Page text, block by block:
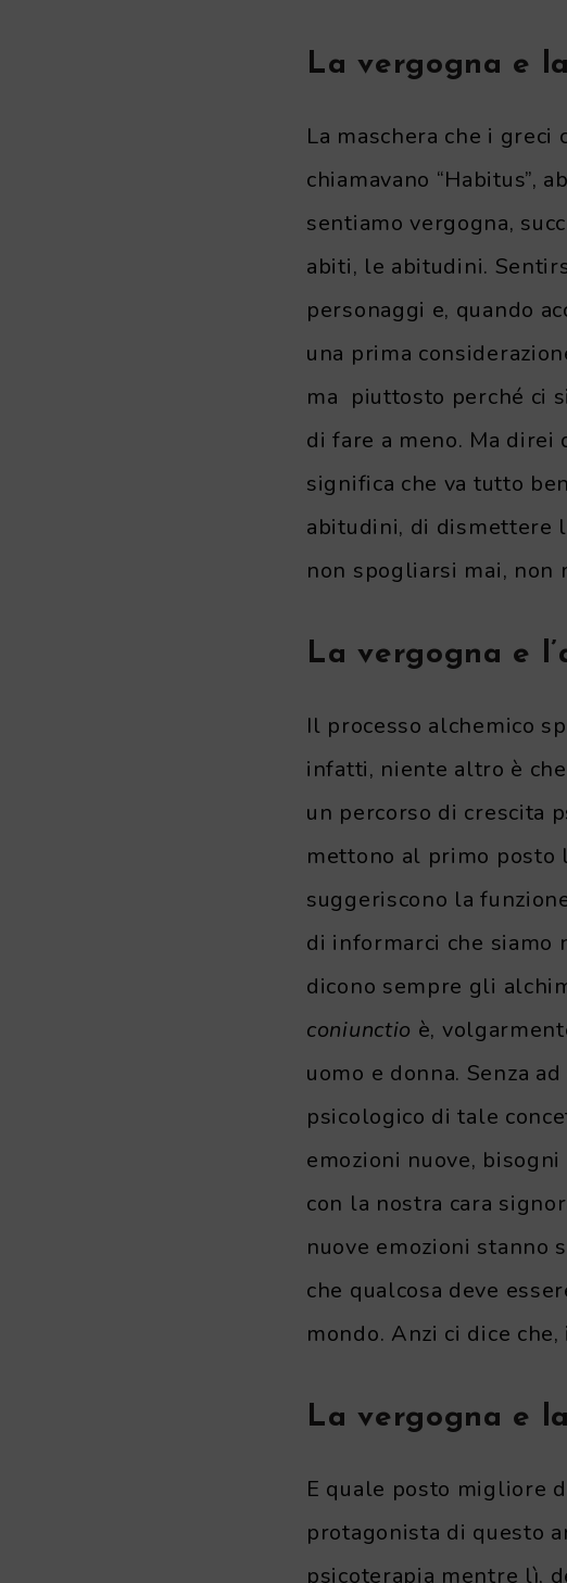
La vergogna e
La maschera che i greci
chiamavano “Habitus”,
sentiamo vergogna,
abiti, le abitudini.
personaggi e, quando
una prima
ma piuttosto perché ci
di fare a meno. Ma direi
significa che va tutto
abitudini, di dismettere
non spogliarsi mai, non
La vergogna e
Il processo alchemico
infatti, niente altro è
un percorso di crescita
mettono al primo posto
suggeriscono la
di informarci che siamo
dicono sempre gli
coniunctio è,
uomo e donna. Senza
psicologico di tale
emozioni nuove,
con la nostra cara
nuove emozioni stanno
che qualcosa deve
mondo. Anzi ci dice
La vergogna e
E quale posto migliore
protagonista di questo
psicoterapia mentre lì,